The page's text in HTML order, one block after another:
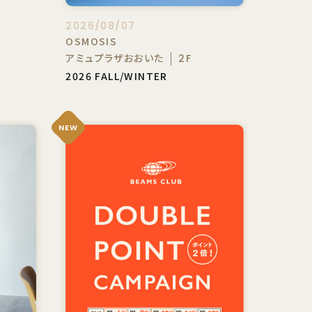
2026/08/07
OSMOSIS
アミュプラザおおいた
2F
2026 FALL/WINTER
NEW